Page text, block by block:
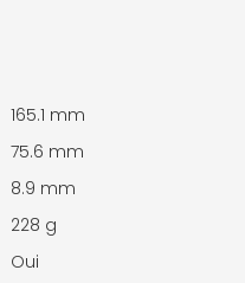
165.1 mm
75.6 mm
8.9 mm
228 g
Oui